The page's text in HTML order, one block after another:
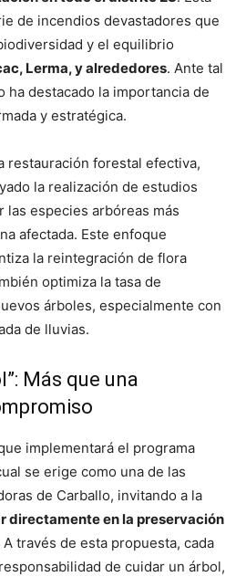
de incendios devastadores que
y el equilibrio
Lerma, y alrededores. Ante tal
ha destacado la importancia de
y estratégica.
restauración forestal efectiva,
la realización de estudios
las especies arbóreas más
afectada. Este enfoque
la reintegración de flora
optimiza la tasa de
árboles, especialmente con
de lluvias.
Más que una
implementará el programa
se erige como una de las
de Carballo, invitando a la
directamente en la preservación
A través de esta propuesta, cada
de cuidar un árbol,